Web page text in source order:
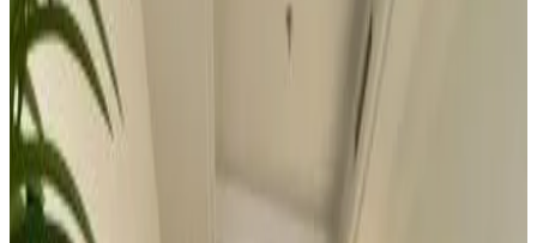
Apartamento
1 apartamento